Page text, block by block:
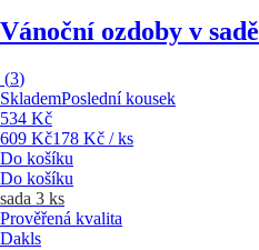
Vánoční ozdoby v sadě
(3)
SklademPoslední kousek
534 Kč
609 Kč178 Kč / ks
Do košíku
Do košíku
sada 3 ks
Prověřená kvalita
Dakls